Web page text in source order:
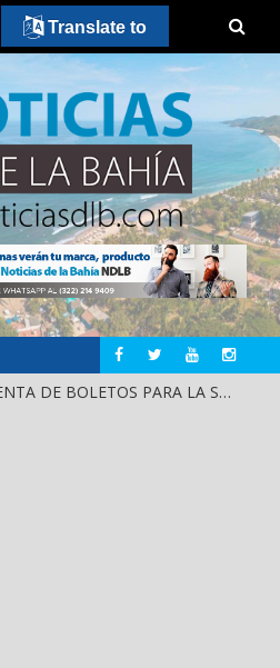
⚾🎟️ ¡YA INICIÓ LA VENTA DE BOLETOS PARA LA SERIE DEL CARIBE KIDS NAYARIT 2026!
Translate to